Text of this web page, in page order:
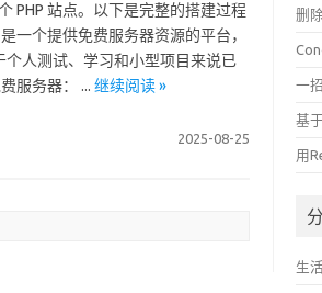
PHP 站点。以下是完整的搭建过程
一个提供免费服务器资源的平台，
人测试、学习和小型项目来说已
服务器： ... 继续阅读 »
2025-08-25
删
一
基
用
生